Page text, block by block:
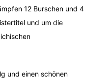
12 Burschen und 4
und um die
und einen schönen